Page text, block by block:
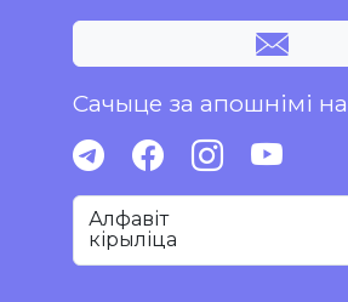
Сачыце за апошнімі
Алфавіт